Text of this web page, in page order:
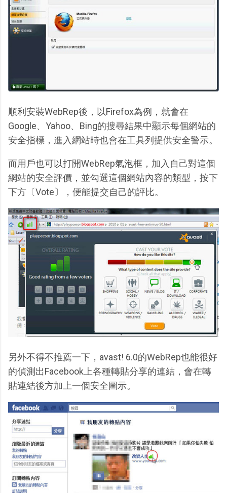
順利安裝WebRep後，以Firefox為例，就會在
Google、Yahoo、Bing的搜尋結果中顯示每個網站的
安全指標，進入網站時也會在工具列提供安全警示。
而用戶也可以打開WebRep氣泡框，加入自己對這個
網站的安全評價，並勾選這個網站內容的類型，按下
下方〔Vote〕，便能提交自己的評比。
另外不得不推薦一下，avast! 6.0的WebRep也能很好
的偵測出Facebook上各種轉貼分享的連結，會在轉
貼連結後方加上一個安全圖示。